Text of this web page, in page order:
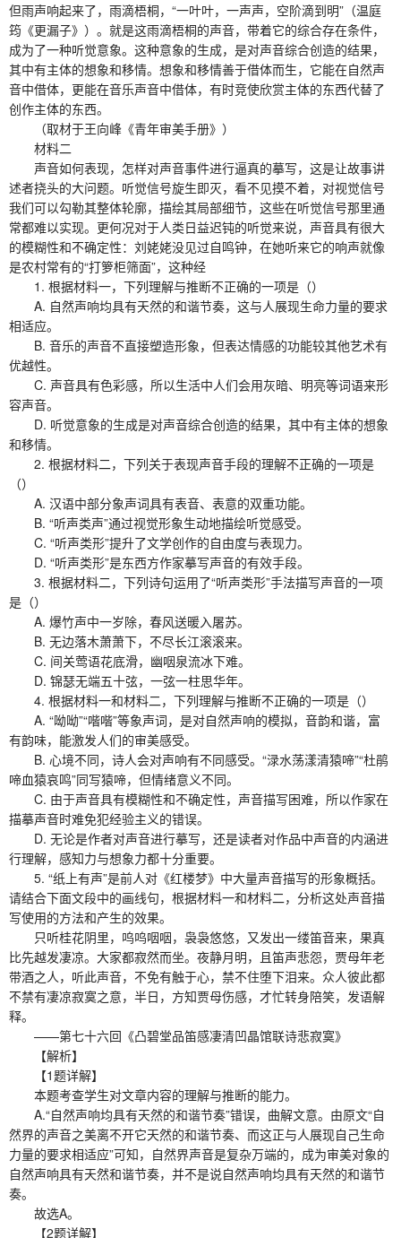
但雨声响起来了，雨滴梧桐，“一叶叶，一声声，空阶滴到明”（温庭
筠《更漏子》）。就是这雨滴梧桐的声音，带着它的综合存在条件，
成为了一种听觉意象。这种意象的生成，是对声音综合创造的结果，
其中有主体的想象和移情。想象和移情善于借体而生，它能在自然声
音中借体，更能在音乐声音中借体，有时竞使欣赏主体的东西代替了
创作主体的东西。
（取材于王向峰《青年审美手册》）
材料二
声音如何表现，怎样对声音事件进行逼真的摹写，这是让故事讲
述者挠头的大问题。听觉信号旋生即灭，看不见摸不着，对视觉信号
我们可以勾勒其整体轮廓，描绘其局部细节，这些在听觉信号那里通
常都难以实现。更何况对于人类日益迟钝的听觉来说，声音具有很大
的模糊性和不确定性：刘姥姥没见过自鸣钟，在她听来它的响声就像
是农村常有的“打箩柜筛面”，这种经
1. 根据材料一，下列理解与推断不正确的一项是（）
A. 自然声响均具有天然的和谐节奏，这与人展现生命力量的要求
相适应。
B. 音乐的声音不直接塑造形象，但表达情感的功能较其他艺术有
优越性。
C. 声音具有色彩感，所以生活中人们会用灰暗、明亮等词语来形
容声音。
D. 听觉意象的生成是对声音综合创造的结果，其中有主体的想象
和移情。
2. 根据材料二，下列关于表现声音手段的理解不正确的一项是
（）
A. 汉语中部分象声词具有表音、表意的双重功能。
B. “听声类声”通过视觉形象生动地描绘听觉感受。
C. “听声类形”提升了文学创作的自由度与表现力。
D. “听声类形”是东西方作家摹写声音的有效手段。
3. 根据材料二，下列诗句运用了“听声类形”手法描写声音的一项
是（）
A. 爆竹声中一岁除，春风送暖入屠苏。
B. 无边落木萧萧下，不尽长江滚滚来。
C. 间关莺语花底滑，幽咽泉流冰下难。
D. 锦瑟无端五十弦，一弦一柱思华年。
4. 根据材料一和材料二，下列理解与推断不正确的一项是（）
A. “呦呦”“喈喈”等象声词，是对自然声响的模拟，音韵和谐，富
有韵味，能激发人们的审美感受。
B. 心境不同，诗人会对声响有不同感受。“渌水荡漾清猿啼”“杜鹃
啼血猿哀鸣”同写猿啼，但情绪意义不同。
C. 由于声音具有模糊性和不确定性，声音描写困难，所以作家在
描摹声音时难免犯经验主义的错误。
D. 无论是作者对声音进行摹写，还是读者对作品中声音的内涵进
行理解，感知力与想象力都十分重要。
5. “纸上有声”是前人对《红楼梦》中大量声音描写的形象概括。
请结合下面文段中的画线句，根据材料一和材料二，分析这处声音描
写使用的方法和产生的效果。
只听桂花阴里，呜呜咽咽，袅袅悠悠，又发出一缕笛音来，果真
比先越发凄凉。大家都寂然而坐。夜静月明，且笛声悲怨，贾母年老
带酒之人，听此声音，不免有触于心，禁不住堕下泪来。众人彼此都
不禁有凄凉寂寞之意，半日，方知贾母伤感，才忙转身陪笑，发语解
释。
——第七十六回《凸碧堂品笛感凄清凹晶馆联诗悲寂寞》
【解析】
【1题详解】
本题考查学生对文章内容的理解与推断的能力。
A.“自然声响均具有天然的和谐节奏”错误，曲解文意。由原文“自
然界的声音之美离不开它天然的和谐节奏、而这正与人展现自己生命
力量的要求相适应”可知，自然界声音是复杂万端的，成为审美对象的
自然声响具有天然和谐节奏，并不是说自然声响均具有天然的和谐节
奏。
故选A。
【2题详解】